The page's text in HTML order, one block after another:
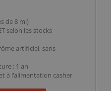
de 8 ml)
selon les stocks
artificiel, sans
: 1 an
à l'alimentation casher